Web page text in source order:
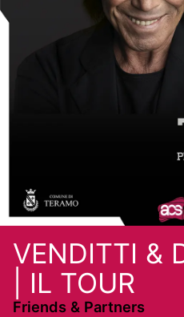
VENDITTI &
| IL TOUR
Friends & Partners